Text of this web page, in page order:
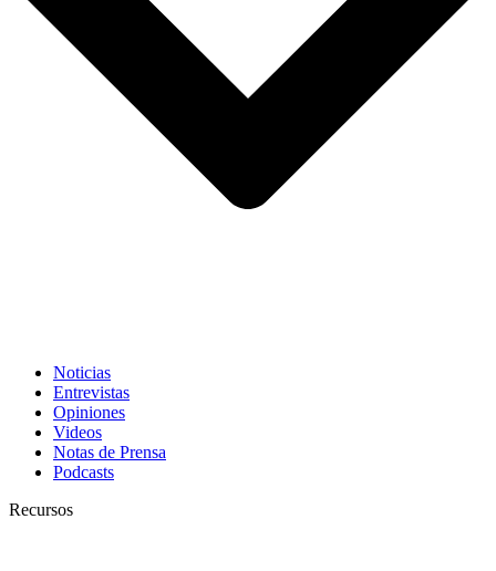
Noticias
Entrevistas
Opiniones
Videos
Notas de Prensa
Podcasts
Recursos